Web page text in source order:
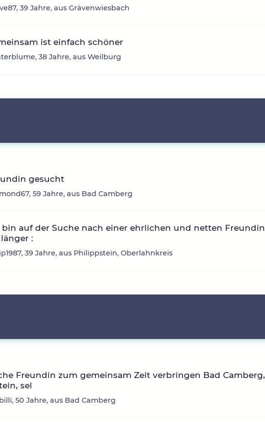
39 Jahre, aus Grävenwiesbach
ist einfach schöner
38 Jahre, aus Weilburg
gesucht
59 Jahre, aus Bad Camberg
bin auf der Suche nach einer ehrlichen und netten Freundin
:
39 Jahre, aus Philippstein, Oberlahnkreis
Freundin zum gemeinsam Zeit verbringen Bad Camberg,
sel
50 Jahre, aus Bad Camberg